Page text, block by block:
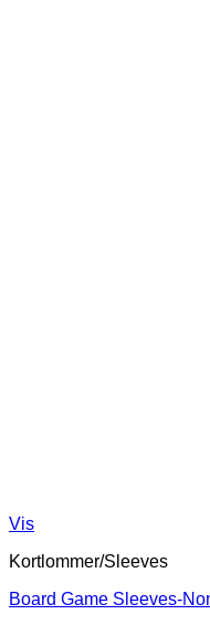
Vis
Kortlommer/Sleeves
Board Game Sleeves-